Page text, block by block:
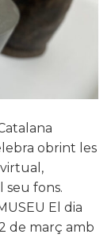
obrint les
seu fons.
El dia
de març amb